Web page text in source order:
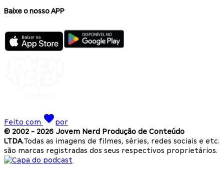
Baixe o nosso APP
Feito com
por
© 2002 - 2026 Jovem Nerd Produção de Conteúdo
LTDA.Todas as imagens de filmes, séries, redes sociais e etc.
são marcas registradas dos seus respectivos proprietários.